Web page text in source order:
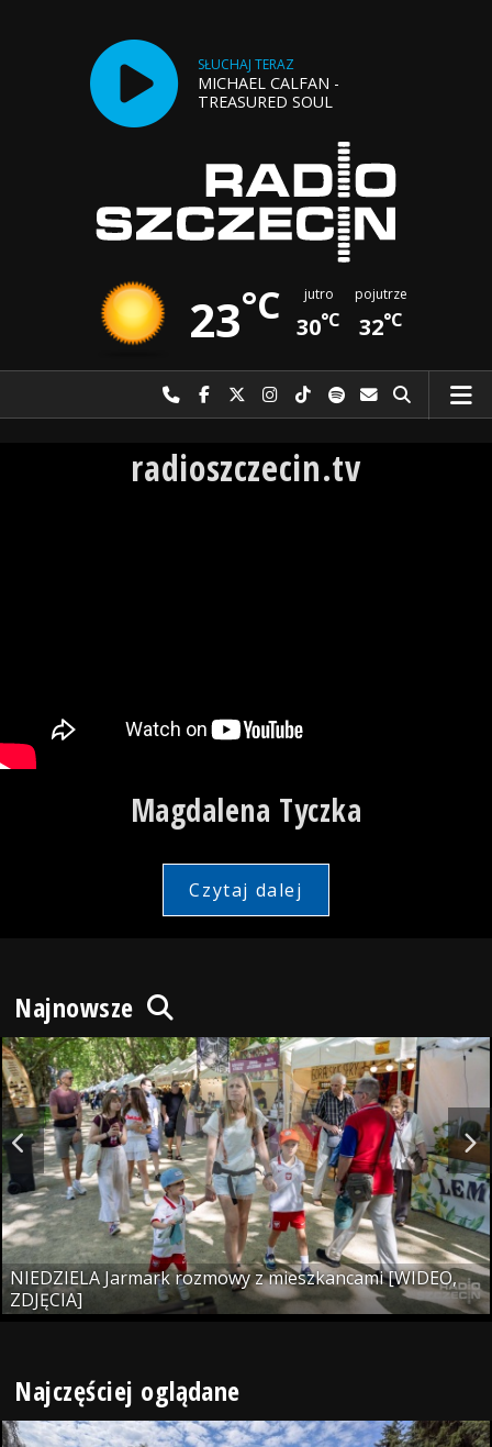
SŁUCHAJ TERAZ
MICHAEL CALFAN -
TREASURED SOUL
23°C jutro
30°C
pojutrze
32°C
Najlepiej po prostu do nas zadzwoń
Odwiedź nas na Facebook-u
Odwiedź nas na X
Odwiedź nas na Instagram-ie
Odwiedź nas na TikTok-u
Szukaj nas na Spotify
Wyślij do nas
Szukaj
radioszczecin.tv
Magdalena Tyczka
Czytaj dalej
Najnowsze
NIEDZIELA Jarmark rozmowy z mieszkancami [WIDEO,
ZDJĘCIA]
Najczęściej oglądane